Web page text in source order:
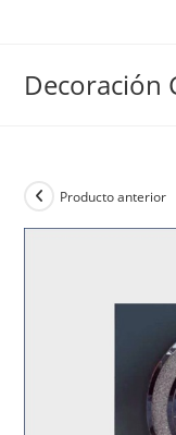
Decoración
Producto anterior